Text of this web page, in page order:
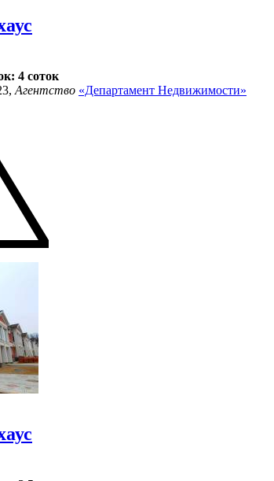
4 соток
Агентство «Департамент Недвижимости»